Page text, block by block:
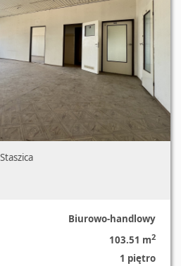
Biurowo-handlowy
103.51 m2
1 piętro